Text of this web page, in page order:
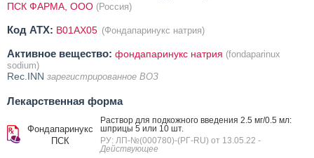
ПСК ФАРМА, OOO (Россия)
Код ATX: B01AX05 (Фондапаринукс натрия)
Активное вещество: фондапаринукс натрия (fondaparinux
sodium)
Rec.INN зарегистрированное ВОЗ
Лекарственная форма
Фондапаринукс
ПСК
Раствор для подкожного введения 2.5 мг/0.5 мл:
шприцы 5 или 10 шт.
РУ: ЛП-№(000780)-(РГ-RU) от 13.05.22 -
Действующее